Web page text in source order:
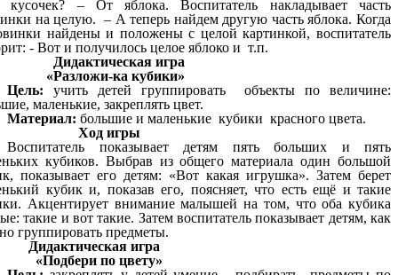
кусочек? – От яблока. Воспитатель накладывает часть
на целую. – А теперь найдем другую часть яблока. Когда
найдены и положены с целой картинкой, воспитатель
- Вот и получилось целое яблоко и т.п.
Дидактическая игра
«Разложи-ка кубики»
Цель: учить детей группировать объекты по величине:
маленькие, закреплять цвет.
Материал: большие и маленькие кубики красного цвета.
Ход игры
Воспитатель показывает детям пять больших и пять
кубиков. Выбрав из общего материала один большой
показывает его детям: «Вот какая игрушка». Затем берет
кубик и, показав его, поясняет, что есть ещё и такие
Акцентирует внимание малышей на том, что оба кубика
такие и вот такие. Затем воспитатель показывает детям, как
группировать предметы.
Дидактическая игра
«Подбери по цвету»